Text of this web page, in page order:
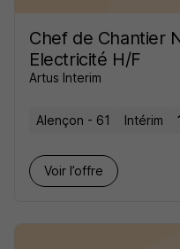
Chef de Chantier
Electricité H/F
Artus Interim
Alençon - 61 Intérim
Voir l’offre